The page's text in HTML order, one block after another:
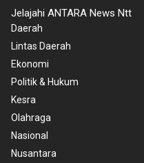
Jelajahi ANTARA News Ntt
Daerah
Lintas Daerah
Ekonomi
Politik & Hukum
Kesra
Olahraga
Nasional
Nusantara